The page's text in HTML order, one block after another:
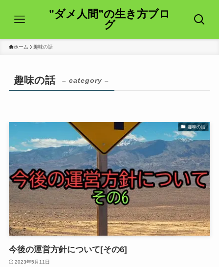
”ダメ人間”の生き方ブロ
グ
ホーム 趣味の話
趣味の話 – category –
趣味の話
今後の運営方針について[その6]
2023年5月11日